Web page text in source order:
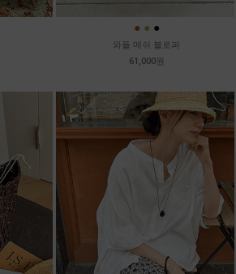
● ● ●
와플 메쉬 블로퍼
61,000원